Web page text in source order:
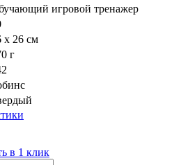
игровой тренажер
х 26 см
г
в 1 клик